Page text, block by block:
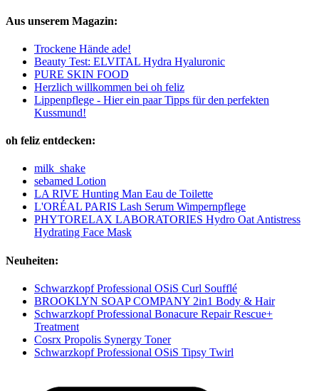
Aus unserem Magazin:
Trockene Hände ade!
Beauty Test: ELVITAL Hydra Hyaluronic
PURE SKIN FOOD
Herzlich willkommen bei oh feliz
Lippenpflege - Hier ein paar Tipps für den perfekten
Kussmund!
oh feliz entdecken:
milk_shake
sebamed Lotion
LA RIVE Hunting Man Eau de Toilette
L'ORÉAL PARIS Lash Serum Wimpernpflege
PHYTORELAX LABORATORIES Hydro Oat Antistress
Hydrating Face Mask
Neuheiten:
Schwarzkopf Professional OSiS Curl Soufflé
BROOKLYN SOAP COMPANY 2in1 Body & Hair
Schwarzkopf Professional Bonacure Repair Rescue+
Treatment
Cosrx Propolis Synergy Toner
Schwarzkopf Professional OSiS Tipsy Twirl